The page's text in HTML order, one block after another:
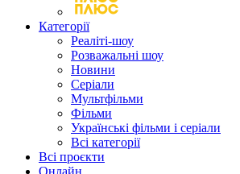
Категорії
Реаліті-шоу
Розважальні шоу
Новини
Серіали
Мультфільми
Фільми
Українські фільми і серіали
Всі категорії
Всі проєкти
Онлайн